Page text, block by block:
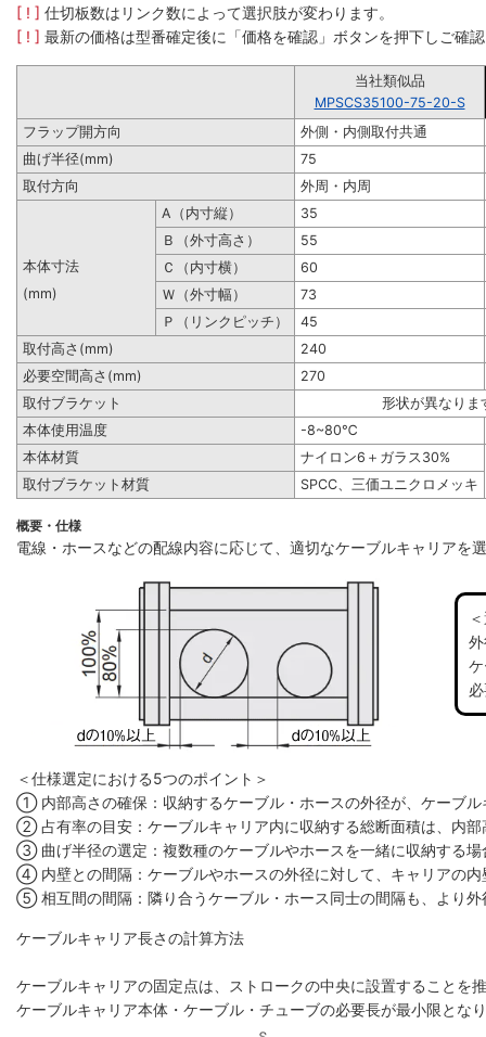
[ ! ] 仕切板数はリンク数によって選択肢が変わります。
[ ! ] 最新の価格は型番確定後に「価格を確認」ボタンを押下しご確
当社類似品
MPSCS35100-75-20-S
フラップ開方向
外側・内側取付共通
曲げ半径(mm)
75
取付方向
外周・内周
A（内寸縦）
35
Ｂ（外寸高さ）
55
本体寸法
Ｃ（内寸横）
60
(mm)
Ｗ（外寸幅）
73
Ｐ（リンクピッチ）
45
取付高さ(mm)
240
必要空間高さ(mm)
270
取付ブラケット
形状が異なりま
本体使用温度
-8~80℃
本体材質
ナイロン6＋ガラス30%
取付ブラケット材質
SPCC、三価ユニクロメッキ
概要・仕様
電線・ホースなどの配線内容に応じて、適切なケーブルキャリアを
＜仕様選定における5つのポイント＞
① 内部高さの確保：収納するケーブル・ホースの外径が、ケーブ
② 占有率の目安：ケーブルキャリア内に収納する総断面積は、内
③ 曲げ半径の選定：複数種のケーブルやホースを一緒に収納する
④ 内壁との間隔：ケーブルやホースの外径に対して、キャリアの
⑤ 相互間の間隔：隣り合うケーブル・ホース同士の間隔も、より
ケーブルキャリア長さの計算方法
ケーブルキャリアの固定点は、ストロークの中央に設置することを
ケーブルキャリア本体・ケーブル・チューブの必要長が最小限とな